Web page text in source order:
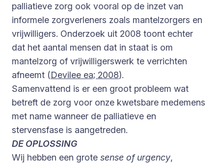
palliatieve zorg ook vooral op de inzet van
informele zorgverleners zoals mantelzorgers en
vrijwilligers. Onderzoek uit 2008 toont echter
dat het aantal mensen dat in staat is om
mantelzorg of vrijwilligerswerk te verrichten
afneemt (Devilee ea; 2008).
Samenvattend is er een groot probleem wat
betreft de zorg voor onze kwetsbare medemens
met name wanneer de palliatieve en
stervensfase is aangetreden.
DE OPLOSSING
Wij hebben een grote sense of urgency,